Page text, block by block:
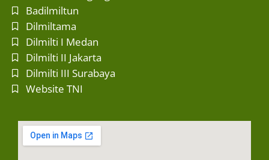
Badilmiltun
Dilmiltama
Dilmilti I Medan
Dilmilti II Jakarta
Dilmilti III Surabaya
Website TNI